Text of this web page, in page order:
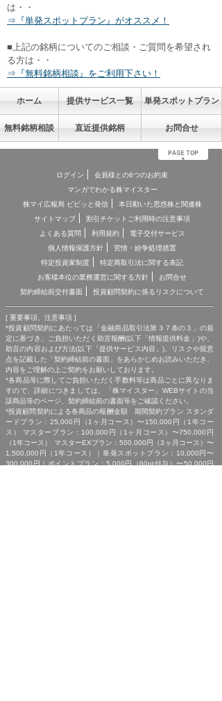
は・・
⇒『単発スポットプラン』がオススメ！
■上記の銘柄についてのご相談・ご質問を希望され
る方は・・
⇒『無料銘柄相談』をご利用下さい！
ホーム 提供サービス一覧 単発スポットプラン
無料銘柄相談 直近提供銘柄 お問合せ
ログイン
会員様との6つのお約束
マンガでわかる株マイスター
株マイ広報局 ビビッと発信
本日動いた思惑株と関連株
サイトマップ
割引チケットご利用時の注意事項
よくある質問
利用規約
電子交付サービス
個人情報保護方針
苦情・紛争処理措置
特定投資家制度
特定商取引法に関する表記
お客様本位の業務運営に関する方針
お問合せ
契約締結前交付書面
投資顧問契約に係るリスクについて
[ 重要事項、注意事項 ]
*投資顧問契約にあたっては「金融商品取引法第３７条の３」の規
定に基づき、ご負担いただく助言報酬(以下「情報提供料金」)や、
助言の内容および方法(以下「提供サービス内容」)、リスクや留意
点を記載した「契約締結前の書面」をあらかじめお読みいただき、
内容をご理解の上ご契約をお願いしております。
*各商品等に際してご負担いただく手数料等は商品ごとに異なりま
すので、詳細につきましては、「株マイスター」WEBサイトの当
該商品等のページ、契約締結前の書面等をご確認ください。
*投資顧問契約による各商品の報酬金額 期間契約プラン スタンダ
ードプラン：25,000円（1ヶ月コース）〜150,000円（1年コー
ス） マスタープラン：100,000円（1ヶ月コース）〜750,000円
（1年コース） マスターEXプラン：500,000円（3ヶ月コース）〜
1,500,000円（1年コース）｜単発スポットプラン：10,000円〜
300,000円｜ポイントプラン：5,000円（60pt付与）〜50,000円